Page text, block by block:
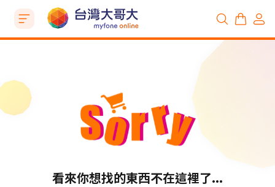
看來你想找的東西不在這裡了...